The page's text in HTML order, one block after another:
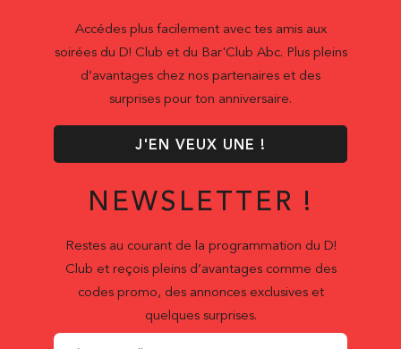
Accédes plus facilement avec tes amis aux
soirées du D! Club et du Bar'Club Abc. Plus pleins
d’avantages chez nos partenaires et des
surprises pour ton anniversaire.
J'EN VEUX UNE !
NEWSLETTER !
Restes au courant de la programmation du D!
Club et reçois pleins d’avantages comme des
codes promo, des annonces exclusives et
quelques surprises.